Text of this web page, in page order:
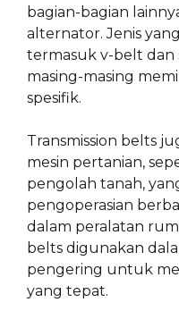
bagian-bagian
alternator. Jenis
termasuk v-belt dan
masing-masing
spesifik.
Transmission belts
mesin pertanian,
pengolah tanah,
pengoperasian
dalam peralatan
belts digunakan
pengering untuk
yang tepat.